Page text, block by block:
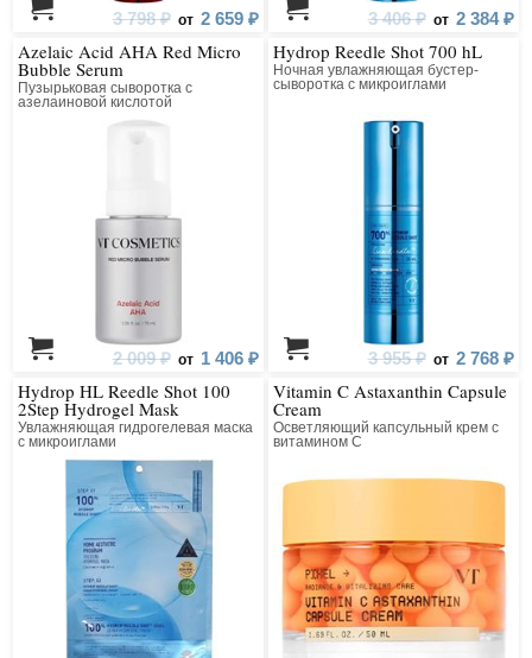
3 798 ₽ от 2 659 ₽ 3 406 ₽ от 2 384 ₽
Azelaic Acid AHA Red Micro
Bubble Serum
Пузырьковая сыворотка с
азелаиновой кислотой
2 009 ₽ от 1 406 ₽
Hydrop Reedle Shot 700 hL
Ночная увлажняющая бустер-
сыворотка с микроиглами
3 955 ₽ от 2 768 ₽
Hydrop HL Reedle Shot 100
2Step Hydrogel Mask
Увлажняющая гидрогелевая маска
с микроиглами
Vitamin C Astaxanthin Capsule
Cream
Осветляющий капсульный крем с
витамином C